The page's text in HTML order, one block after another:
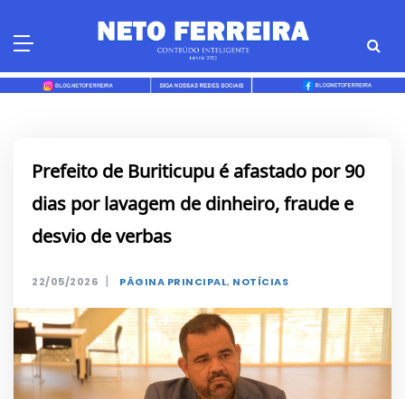
Prefeito de Buriticupu é afastado por 90
dias por lavagem de dinheiro, fraude e
desvio de verbas
22/05/2026 | PÁGINA PRINCIPAL, NOTÍCIAS